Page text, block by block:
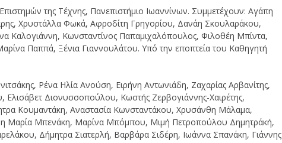
της Τέχνης, Πανεπιστήμιο Ιωαννίνων. Συμμετέχουν: Αγάπη
Χρυστάλλα Φωκά, Αφροδίτη Γρηγορίου, Δανάη Σκουλαράκου,
Καλογιάννη, Κωνσταντίνος Παπαμιχαλόπουλος, Φιλοθέη Μπίντα,
Παππά, Ξένια Γιαννουλάτου. Υπό την εποπτεία του Καθηγητή
Ρένα Ηλία Ανούση, Ειρήνη Αντωνιάδη, Ζαχαρίας Αρβανίτης,
Διονυσσοπούλου, Κωστής Ζερβογιάννης-Χαιρέτης,
Κουμαντάκη, Αναστασία Κωνσταντάκου, Χρυσάνθη Μάλαμα,
Μαρία Μπενάκη, Μαρίνα Μπόμπου, Μιμή Πετροπούλου Δημητράκή,
Δήμητρα Σιατερλή, Βαρβάρα Σιδέρη, Ιωάννα Σπανάκη, Γιάννης